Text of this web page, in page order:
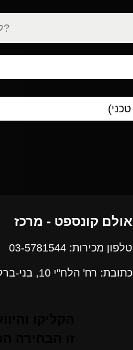
אולם קונספט - מרכז
טלפון מכירות: 03-5781544
כתובת: רח' הלח"י 10, בני-ברק